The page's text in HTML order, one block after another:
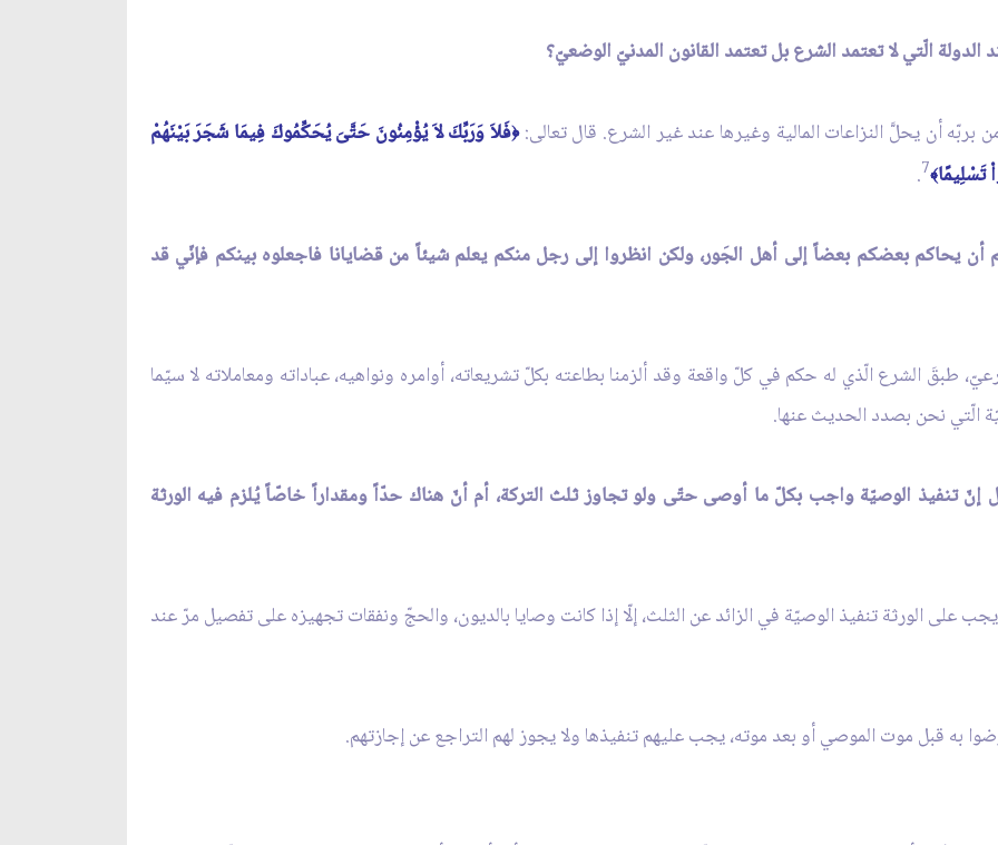
بربّه أن يحلَّ النزاعات المالية وغيرها عند غير الشرع. قال تعالى: ﴿فَلاَ وَرَبِّكَ لاَ يُؤْمِنُونَ حَتَّىَ يُحَكِّمُوكَ فِيمَا شَجَرَ بَيْنَهُمْ
﴾7
.
أن يحاكم بعضكم بعضاً إلى أهل الجَور، ولكن انظروا إلى رجل منكم يعلم شيئاً من قضايانا فاجعلوه بينكم فإنّي قد
طبقَ الشرع الّذي له حكم في كلّ واقعة وقد ألزمنا بطاعته بكلّ تشريعاته، أوامره ونواهيه، عباداته ومعاملاته لا سيّما
الّتي نحن بصدد الحديث عنها.
إنّ تنفيذ الوصيّة واجب بكلّ ما أوصى حتّى ولو تجاوز ثلث التركة، أم أنّ هناك حدّاً ومقداراً خاصّاً يُلزم فيه الورثة
على الورثة تنفيذ الوصيّة في الزائد عن الثلث، إلّا إذا كانت وصايا بالديون، والحجّ ونفقات تجهيزه على تفصيل مرّ عند
به قبل موت الموصي أو بعد موته، يجب عليهم تنفيذها ولا يجوز لهم التراجع عن إجازتهم.